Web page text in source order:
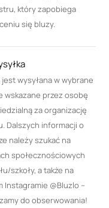
który zapobiega
się bluzy.
wysyłana w wybrane
wskazane przez osobę
za organizację
Dalszych informacji o
należy szukać na
społecznościowych
szkoły, a także na
Instagramie @Bluzlo –
do obserwowania!